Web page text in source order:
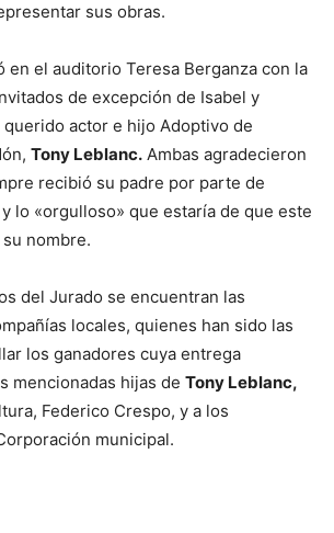
sus obras.
en el auditorio Teresa Berganza con la
de excepción de Isabel y
querido actor e hijo Adoptivo de
Tony Leblanc. Ambas agradecieron
recibió su padre por parte de
lo «orgulloso» que estaría de que este
nombre.
del Jurado se encuentran las
locales, quienes han sido las
los ganadores cuya entrega
mencionadas hijas de Tony Leblanc,
Federico Crespo, y a los
municipal.